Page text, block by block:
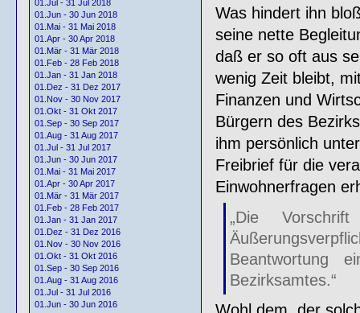
01.Jul - 31 Jul 2018
01.Jun - 30 Jun 2018
01.Mai - 31 Mai 2018
01.Apr - 30 Apr 2018
01.Mär - 31 Mär 2018
01.Feb - 28 Feb 2018
01.Jan - 31 Jan 2018
01.Dez - 31 Dez 2017
01.Nov - 30 Nov 2017
01.Okt - 31 Okt 2017
01.Sep - 30 Sep 2017
01.Aug - 31 Aug 2017
01.Jul - 31 Jul 2017
01.Jun - 30 Jun 2017
01.Mai - 31 Mai 2017
01.Apr - 30 Apr 2017
01.Mär - 31 Mär 2017
01.Feb - 28 Feb 2017
01.Jan - 31 Jan 2017
01.Dez - 31 Dez 2016
01.Nov - 30 Nov 2016
01.Okt - 31 Okt 2016
01.Sep - 30 Sep 2016
01.Aug - 31 Aug 2016
01.Jul - 31 Jul 2016
01.Jun - 30 Jun 2016
Was hindert ihn
seine nette
daß er so oft aus
wenig Zeit bleibt,
Finanzen und
Bürgern des
ihm persönlich
Freibrief für die
Einwohnerfragen
„Die
Beantwortung
Bezirksamtes.“